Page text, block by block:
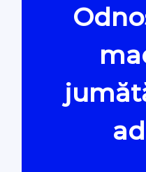
Oamenii Legii
#PeScurt din